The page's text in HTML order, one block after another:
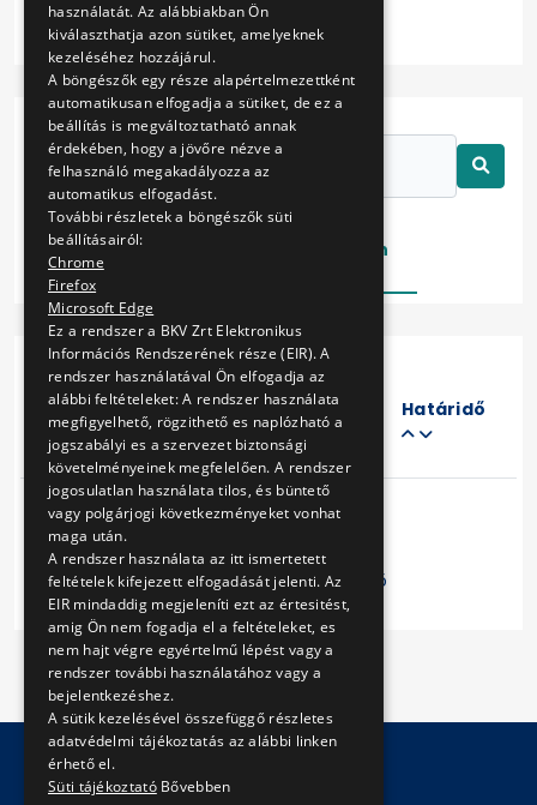
Folyamatban
Cím
Eljárás
száma
Határidő
Előző 1 Következő
használatát. Az alábbiakban Ön
kiválaszthatja azon sütiket, amelyeknek
kezeléséhez hozzájárul.
A böngészők egy része alapértelmezettként
automatikusan elfogadja a sütiket, de ez a
beállítás is megváltoztatható annak
érdekében, hogy a jövőre nézve a
felhasználó megakadályozza az
automatikus elfogadást.
További részletek a böngészők süti
beállításairól:
Chrome
Firefox
Microsoft Edge
Ez a rendszer a BKV Zrt Elektronikus
Információs Rendszerének része (EIR). A
rendszer használatával Ön elfogadja az
alábbi feltételeket: A rendszer használata
megfigyelhető, rögzithető es naplózható a
jogszabályi es a szervezet biztonsági
követelményeinek megfelelően. A rendszer
jogosulatlan használata tilos, és büntető
vagy polgárjogi következményeket vonhat
maga után.
A rendszer használata az itt ismertetett
feltételek kifejezett elfogadását jelenti. Az
EIR mindaddig megjeleníti ezt az értesitést,
amig Ön nem fogadja el a feltételeket, es
nem hajt végre egyértelmű lépést vagy a
rendszer további használatához vagy a
bejelentkezéshez.
A sütik kezelésével összefüggő részletes
adatvédelmi tájékoztatás az alábbi linken
érhető el.
Süti tájékoztató Bővebben